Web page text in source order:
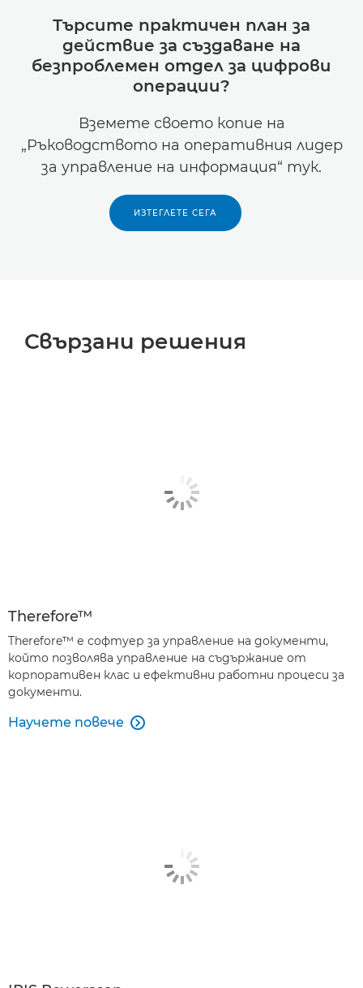
Търсите практичен план за
действие за създаване на
безпроблемен отдел за цифрови
операции?
Вземете своето копие на
„Ръководството на оперативния лидер
за управление на информация“ тук.
ИЗТЕГЛЕТЕ СЕГА
Свързани решения
Therefore™
Therefore™ е софтуер за управление на документи,
който позволява управление на съдържание от
корпоративен клас и ефективни работни процеси за
документи.
Научете повече 